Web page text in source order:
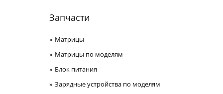
Запчасти
Матрицы
Матрицы по моделям
Блок питания
Зарядные устройства по моделям